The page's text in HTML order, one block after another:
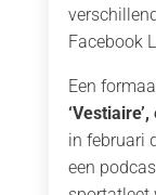
Facebook
Een
in februari
een